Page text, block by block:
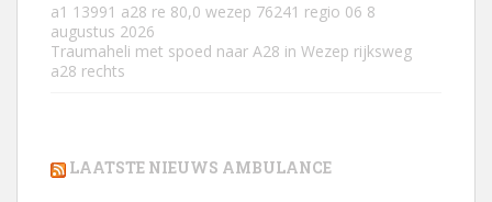
a1 13991 a28 re 80,0 wezep 76241 regio 06 8
augustus 2026
Traumaheli met spoed naar A28 in Wezep rijksweg
a28 rechts
LAATSTE NIEUWS AMBULANCE